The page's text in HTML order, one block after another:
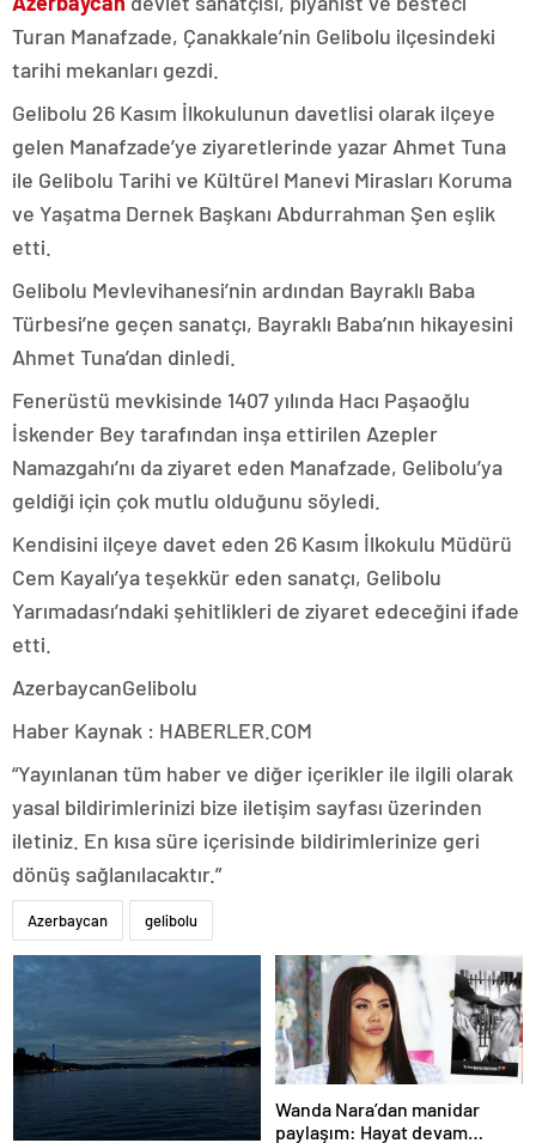
Turan Manafzade, Çanakkale’nin Gelibolu ilçesindeki
tarihi mekanları gezdi.
Gelibolu 26 Kasım İlkokulunun davetlisi olarak ilçeye
gelen Manafzade’ye ziyaretlerinde yazar Ahmet Tuna
ile Gelibolu Tarihi ve Kültürel Manevi Mirasları Koruma
ve Yaşatma Dernek Başkanı Abdurrahman Şen eşlik
etti.
Gelibolu Mevlevihanesi’nin ardından Bayraklı Baba
Türbesi’ne geçen sanatçı, Bayraklı Baba’nın hikayesini
Ahmet Tuna’dan dinledi.
Fenerüstü mevkisinde 1407 yılında Hacı Paşaoğlu
İskender Bey tarafından inşa ettirilen Azepler
Namazgahı’nı da ziyaret eden Manafzade, Gelibolu’ya
geldiği için çok mutlu olduğunu söyledi.
Kendisini ilçeye davet eden 26 Kasım İlkokulu Müdürü
Cem Kayalı’ya teşekkür eden sanatçı, Gelibolu
Yarımadası’ndaki şehitlikleri de ziyaret edeceğini ifade
etti.
AzerbaycanGelibolu
Haber Kaynak : HABERLER.COM
“Yayınlanan tüm haber ve diğer içerikler ile ilgili olarak
yasal bildirimlerinizi bize iletişim sayfası üzerinden
iletiniz. En kısa süre içerisinde bildirimlerinize geri
dönüş sağlanılacaktır.”
Azerbaycan gelibolu
Wanda Nara’dan manidar
paylaşım: Hayat devam